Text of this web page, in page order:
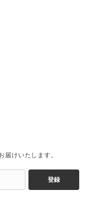
届けいたします。
登録